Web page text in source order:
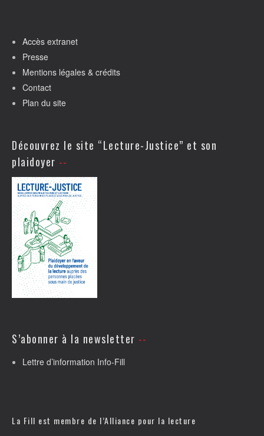
Accès extranet
Presse
Mentions légales & crédits
Contact
Plan du site
Découvrez le site “Lecture-Justice” et son
plaidoyer
S’abonner à la newsletter
Lettre d’information Info-Fill
La Fill est membre de l’Alliance pour la lecture